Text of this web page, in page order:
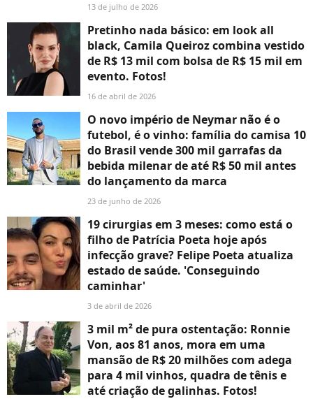
13 de julho de 2026
Pretinho nada básico: em look all
black, Camila Queiroz combina vestido
de R$ 13 mil com bolsa de R$ 15 mil em
evento. Fotos!
16 de abril de 2026
O novo império de Neymar não é o
futebol, é o vinho: família do camisa 10
do Brasil vende 300 mil garrafas da
bebida milenar de até R$ 50 mil antes
do lançamento da marca
23 de junho de 2026
19 cirurgias em 3 meses: como está o
filho de Patrícia Poeta hoje após
infecção grave? Felipe Poeta atualiza
estado de saúde. 'Conseguindo
caminhar'
3 de abril de 2026
3 mil m² de pura ostentação: Ronnie
Von, aos 81 anos, mora em uma
mansão de R$ 20 milhões com adega
para 4 mil vinhos, quadra de tênis e
até criação de galinhas. Fotos!